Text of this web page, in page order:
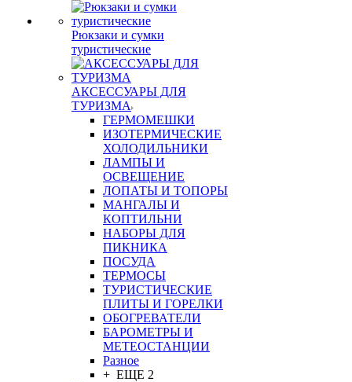
Рюкзаки и сумки
туристические
АКСЕССУАРЫ ДЛЯ
ТУРИЗМА
ГЕРМОМЕШКИ
ИЗОТЕРМИЧЕСКИЕ
ХОЛОДИЛЬНИКИ
ЛАМПЫ И
ОСВЕЩЕНИЕ
ЛОПАТЫ И ТОПОРЫ
МАНГАЛЫ И
КОПТИЛЬНИ
НАБОРЫ ДЛЯ
ПИКНИКА
ПОСУДА
ТЕРМОСЫ
ТУРИСТИЧЕСКИЕ
ПЛИТЫ И ГОРЕЛКИ
ОБОГРЕВАТЕЛИ
БАРОМЕТРЫ И
МЕТЕОСТАНЦИИ
Разное
+ ЕЩЕ 2